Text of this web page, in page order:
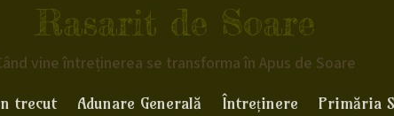
Rasarit de Soare
vine întreținerea se transforma în Apus de Soare
trecut Adunare Generală Întreținere Primăria